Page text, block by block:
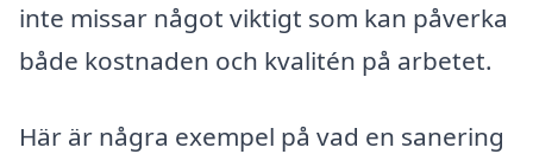
inte missar något viktigt som kan påverka
både kostnaden och kvalitén på arbetet.
Här är några exempel på vad en sanering